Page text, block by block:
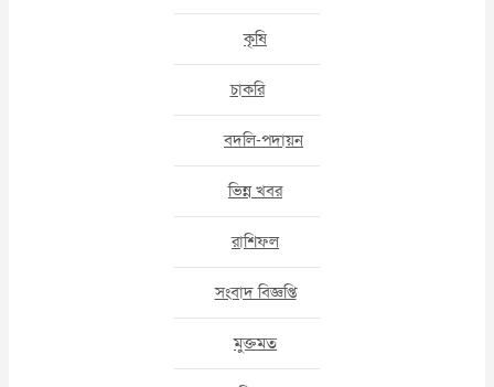
কৃষি
চাকরি
বদলি-পদায়ন
ভিন্ন খবর
রাশিফল
সংবাদ বিজ্ঞপ্তি
মুক্তমত